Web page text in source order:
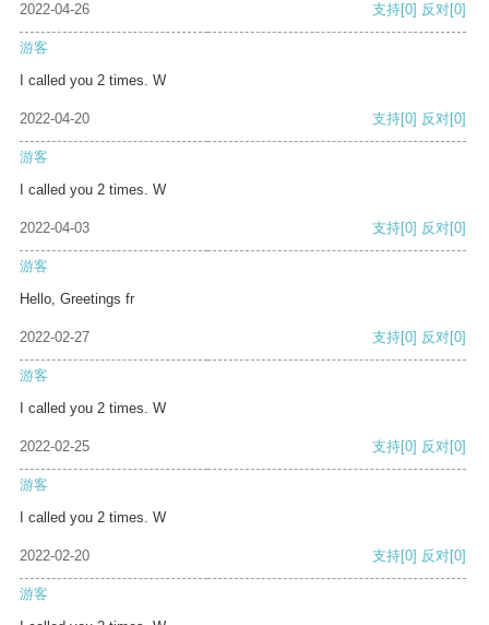
2022-04-26 支持[0] 反对[0]
游客
I called you 2 times. W
2022-04-20 支持[0] 反对[0]
游客
I called you 2 times. W
2022-04-03 支持[0] 反对[0]
游客
Hello, Greetings fr
2022-02-27 支持[0] 反对[0]
游客
I called you 2 times. W
2022-02-25 支持[0] 反对[0]
游客
I called you 2 times. W
2022-02-20 支持[0] 反对[0]
游客